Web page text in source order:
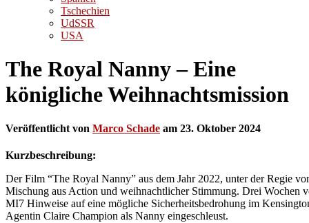
Tschechien
UdSSR
USA
The Royal Nanny – Eine
königliche Weihnachtsmission
Veröffentlicht von Marco Schade am 23. Oktober 2024
Kurzbeschreibung:
Der Film “The Royal Nanny” aus dem Jahr 2022, unter der Regie
Mischung aus Action und weihnachtlicher Stimmung. Drei Wochen
MI7 Hinweise auf eine mögliche Sicherheitsbedrohung im
Agentin Claire Champion als Nanny eingeschleust.